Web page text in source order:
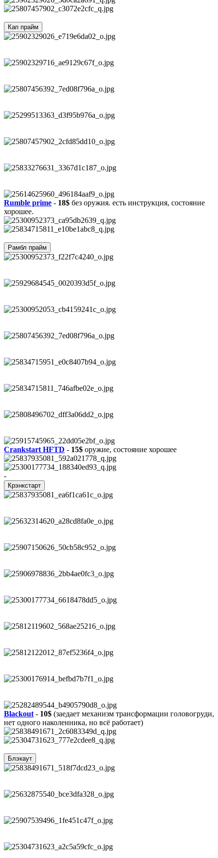
Кап прайм
Rumble prime - 18$ без оружия. есть инструкция, состояние
хорошее.
Рамбл прайм
Crankstart HFTD - 15$ оружие, состояние хорошее
-
Крэнкстарт
Blackout - 10$ (заедает механизм трансформации головогруди,
нет одного наколенника, но всё работает)
Блэкаут